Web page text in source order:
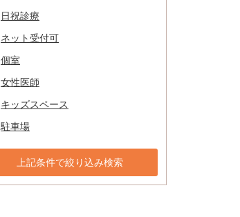
日祝診療
ネット受付可
個室
女性医師
キッズスペース
駐車場
上記条件で絞り込み検索